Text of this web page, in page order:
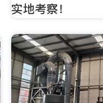
实地考察！